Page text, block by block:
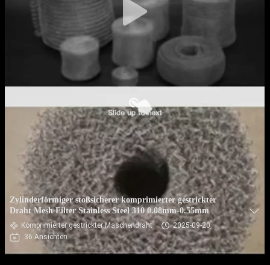
Zylinderförmiger stoßsicherer komprimierter gestrickter
Draht Mesh Filter Stainless Steel 310 0.08mm-0.55mm
Komprimierter gestrickter Maschendraht
2025-09-20
36 Ansichten